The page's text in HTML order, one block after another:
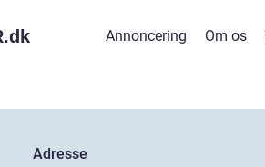
dk Annoncering Om os
Adresse